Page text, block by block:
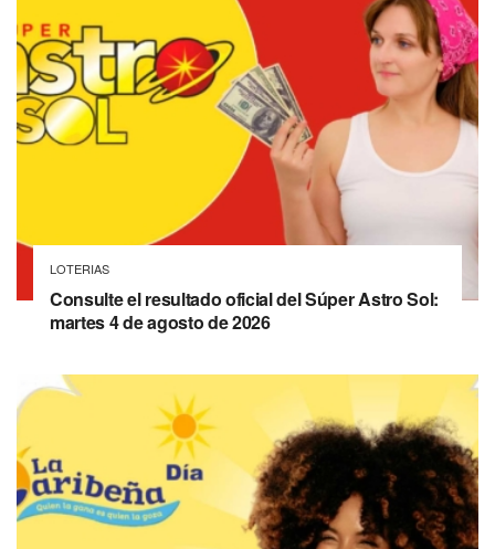
LOTERIAS
Consulte el resultado oficial del Súper Astro Sol:
martes 4 de agosto de 2026